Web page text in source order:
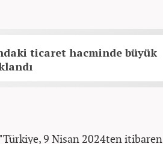
ticaret hacminde büyük
"Türkiye, 9 Nisan 2024ten itibaren